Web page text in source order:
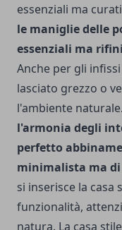
essenziali ma
le maniglie delle
essenziali ma
Anche per gli
lasciato grezzo o
l'ambiente naturale.
l'armonia degli
perfetto
minimalista ma
si inserisce la casa
funzionalità,
natura. La casa